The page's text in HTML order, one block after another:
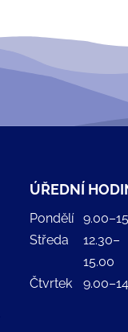
ÚŘEDNÍ
Pondělí
Středa
12.30–
15.00
Čtvrtek